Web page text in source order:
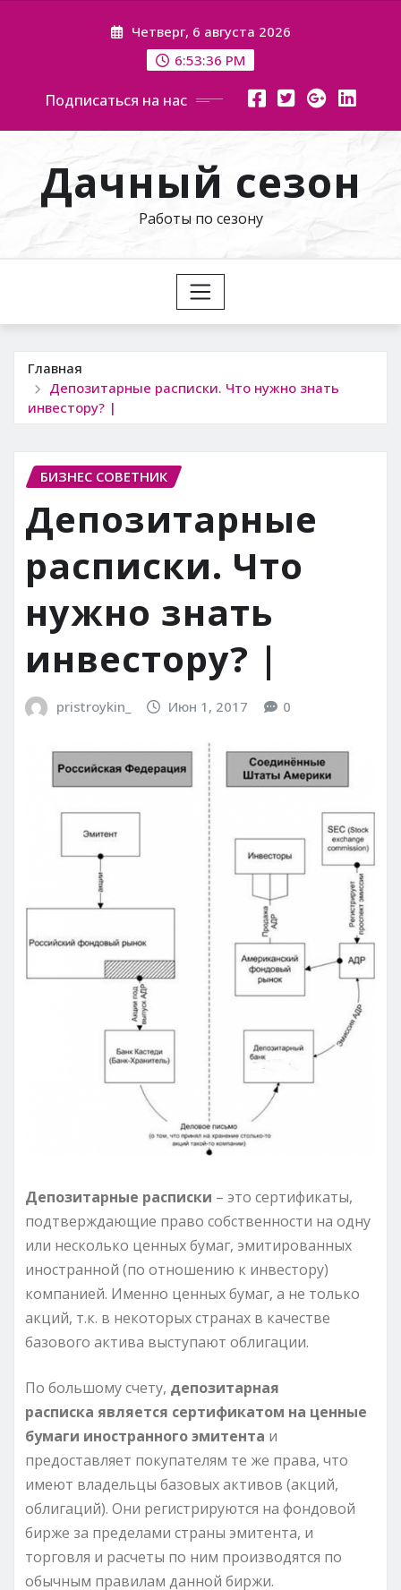
Четверг, 6 августа 2026
6:53:38 PM
Подписаться на нас
Дачный сезон
Работы по сезону
Главная
Депозитарные расписки. Что нужно знать
инвестору? |
БИЗНЕС СОВЕТНИК
Депозитарные
расписки. Что
нужно знать
инвестору? |
pristroykin_ Июн 1, 2017 0
Депозитарные расписки – это сертификаты,
подтверждающие право собственности на одну
или несколько ценных бумаг, эмитированных
иностранной (по отношению к инвестору)
компанией. Именно ценных бумаг, а не только
акций, т.к. в некоторых странах в качестве
базового актива выступают облигации.
По большому счету, депозитарная
расписка является сертификатом на ценные
бумаги иностранного эмитента и
предоставляет покупателям те же права, что
имеют владельцы базовых активов (акций,
облигаций). Они регистрируются на фондовой
бирже за пределами страны эмитента, и
торговля и расчеты по ним производятся по
обычным правилам данной биржи.